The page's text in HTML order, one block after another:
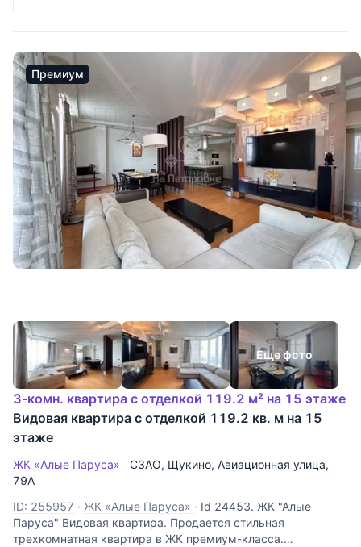
Премиум
Еще фото
3-комн. квартира с отделкой 119.2 м² на 15 этаже
Видовая квартира с отделкой 119.2 кв. м на 15
этаже
ЖК «Алые Паруса» СЗАО, Щукино, Авиационная улица,
79А
ID: 255957 · ЖК «Алые Паруса» · Id 24453. ЖК "Алые
Паруса" Видовая квартира. Продается стильная
трехкомнатная квартира в ЖК премиум-класса.